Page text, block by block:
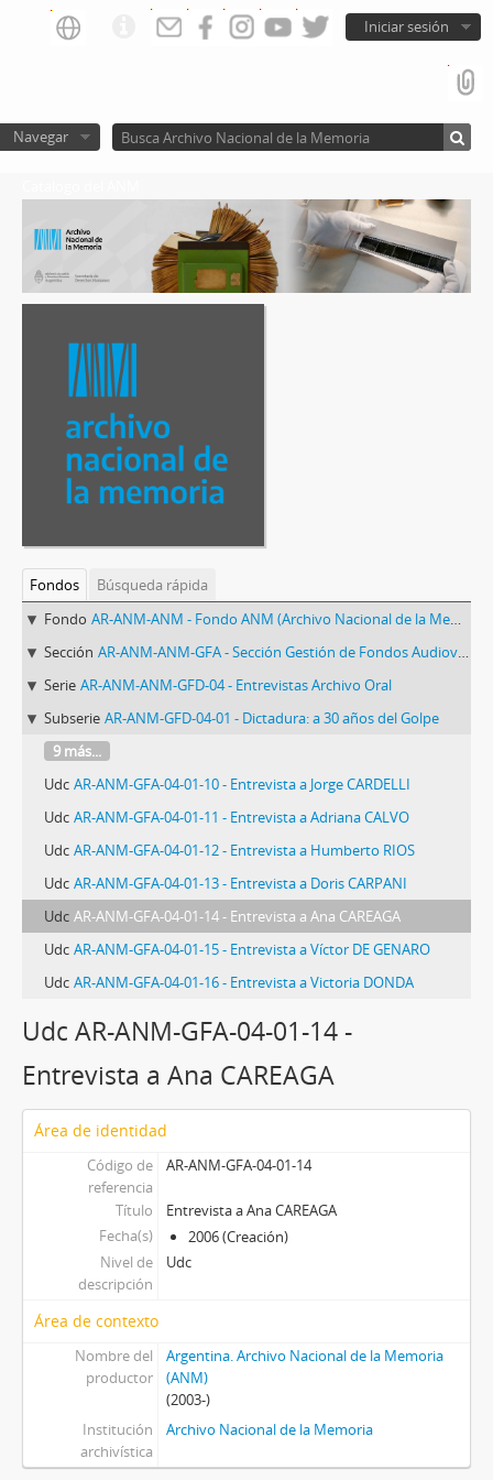
Iniciar sesión
Navegar
Fondos
Búsqueda rápida
Fondo AR-ANM-ANM - Fondo ANM (Archivo Nacional de la Memoria)
Sección AR-ANM-ANM-GFA - Sección Gestión de Fondos Audiovisuales del ANM
Serie AR-ANM-ANM-GFD-04 - Entrevistas Archivo Oral
Subserie AR-ANM-GFD-04-01 - Dictadura: a 30 años del Golpe
9 más...
Udc AR-ANM-GFA-04-01-10 - Entrevista a Jorge CARDELLI
Udc AR-ANM-GFA-04-01-11 - Entrevista a Adriana CALVO
Udc AR-ANM-GFA-04-01-12 - Entrevista a Humberto RIOS
Udc AR-ANM-GFA-04-01-13 - Entrevista a Doris CARPANI
Udc AR-ANM-GFA-04-01-14 - Entrevista a Ana CAREAGA
Udc AR-ANM-GFA-04-01-15 - Entrevista a Víctor DE GENARO
Udc AR-ANM-GFA-04-01-16 - Entrevista a Victoria DONDA
Udc AR-ANM-GFA-04-01-14 -
Entrevista a Ana CAREAGA
Área de identidad
Código de
referencia
AR-ANM-GFA-04-01-14
Título
Entrevista a Ana CAREAGA
Fecha(s)
2006 (Creación)
Nivel de
descripción
Udc
Área de contexto
Nombre del
productor
Argentina. Archivo Nacional de la Memoria
(ANM)
(2003-)
Institución
archivística
Archivo Nacional de la Memoria